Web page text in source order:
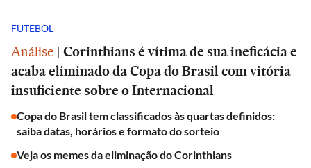
FUTEBOL
Análise | Corinthians é vítima de sua ineficácia e
acaba eliminado da Copa do Brasil com vitória
insuficiente sobre o Internacional
Copa do Brasil tem classificados às quartas definidos:
saiba datas, horários e formato do sorteio
Veja os memes da eliminação do Corinthians